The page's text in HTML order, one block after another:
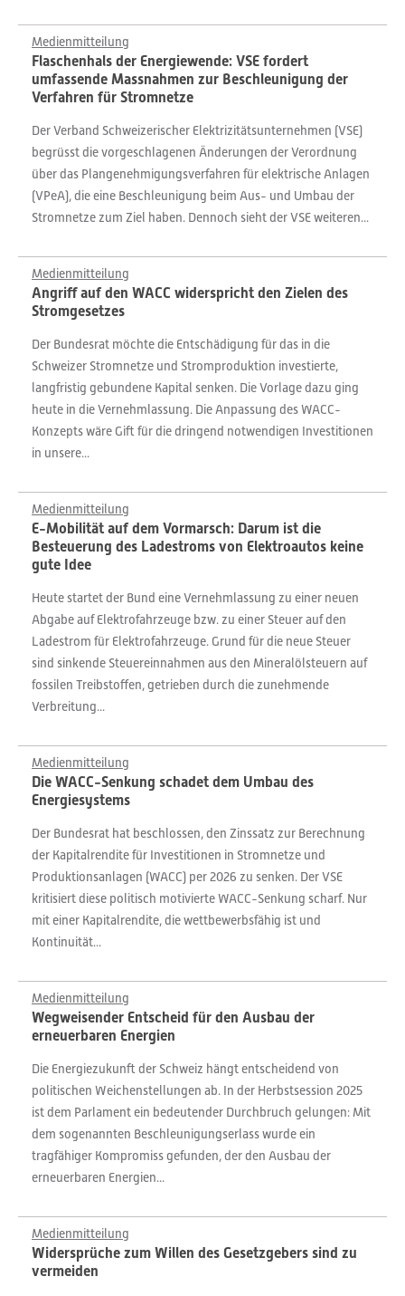
Medienmitteilung
Flaschenhals der Energiewende: VSE fordert
umfassende Massnahmen zur Beschleunigung der
Verfahren für Stromnetze
Der Verband Schweizerischer Elektrizitätsunternehmen (VSE)
begrüsst die vorgeschlagenen Änderungen der Verordnung
über das Plangenehmigungsverfahren für elektrische Anlagen
(VPeA), die eine Beschleunigung beim Aus- und Umbau der
Stromnetze zum Ziel haben. Dennoch sieht der VSE weiteren...
Medienmitteilung
Angriff auf den WACC widerspricht den Zielen des
Stromgesetzes
Der Bundesrat möchte die Entschädigung für das in die
Schweizer Stromnetze und Stromproduktion investierte,
langfristig gebundene Kapital senken. Die Vorlage dazu ging
heute in die Vernehmlassung. Die Anpassung des WACC-
Konzepts wäre Gift für die dringend notwendigen Investitionen
in unsere...
Medienmitteilung
E-Mobilität auf dem Vormarsch: Darum ist die
Besteuerung des Ladestroms von Elektroautos keine
gute Idee
Heute startet der Bund eine Vernehmlassung zu einer neuen
Abgabe auf Elektrofahrzeuge bzw. zu einer Steuer auf den
Ladestrom für Elektrofahrzeuge. Grund für die neue Steuer
sind sinkende Steuereinnahmen aus den Mineralölsteuern auf
fossilen Treibstoffen, getrieben durch die zunehmende
Verbreitung...
Medienmitteilung
Die WACC-Senkung schadet dem Umbau des
Energiesystems
Der Bundesrat hat beschlossen, den Zinssatz zur Berechnung
der Kapitalrendite für Investitionen in Stromnetze und
Produktionsanlagen (WACC) per 2026 zu senken. Der VSE
kritisiert diese politisch motivierte WACC-Senkung scharf. Nur
mit einer Kapitalrendite, die wettbewerbsfähig ist und
Kontinuität...
Medienmitteilung
Wegweisender Entscheid für den Ausbau der
erneuerbaren Energien
Die Energiezukunft der Schweiz hängt entscheidend von
politischen Weichenstellungen ab. In der Herbstsession 2025
ist dem Parlament ein bedeutender Durchbruch gelungen: Mit
dem sogenannten Beschleunigungserlass wurde ein
tragfähiger Kompromiss gefunden, der den Ausbau der
erneuerbaren Energien...
Medienmitteilung
Widersprüche zum Willen des Gesetzgebers sind zu
vermeiden